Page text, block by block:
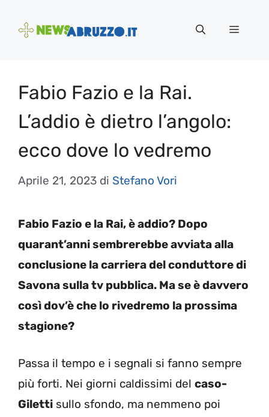
Menu
Fabio Fazio e la Rai.
L’addio è dietro l’angolo:
ecco dove lo vedremo
Aprile 21, 2023 di Stefano Vori
Fabio Fazio e la Rai, è addio? Dopo
quarant’anni sembrerebbe avviata alla
conclusione la carriera del conduttore di
Savona sulla tv pubblica. Ma se è davvero
così dov’è che lo rivedremo la prossima
stagione?
Passa il tempo e i segnali si fanno sempre
più forti. Nei giorni caldissimi del caso-
Giletti sullo sfondo, ma nemmeno poi